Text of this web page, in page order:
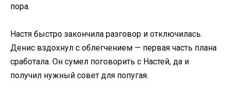
пора.
Настя быстро закончила разговор и отключилась.
Денис вздохнул с облегчением — первая часть плана
сработала. Он сумел поговорить с Настей, да и
получил нужный совет для попугая.